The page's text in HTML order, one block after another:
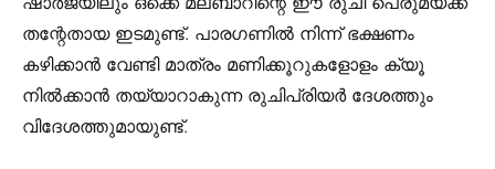
തന്റേതായ ഇടമുണ്ട്. പാരഗണില്‍ നിന്ന് ഭക്ഷണം
കഴിക്കാന്‍ വേണ്ടി മാത്രം മണിക്കൂറുകളോളം ക്യൂ
നില്‍ക്കാന്‍ തയ്യാറാകുന്ന രുചിപ്രിയര്‍ ദേശത്തും
വിദേശത്തുമായുണ്ട്.